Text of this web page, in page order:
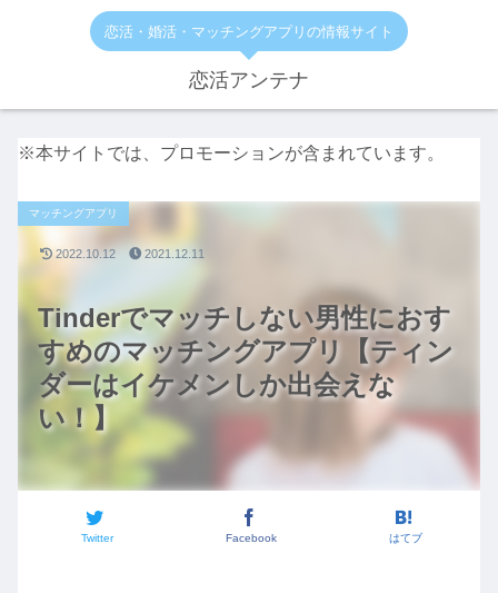
恋活・婚活・マッチングアプリの情報サイト
恋活アンテナ
※本サイトでは、プロモーションが含まれています。
Tinderでマッチしない男性におす
すめのマッチングアプリ【ティン
ダーはイケメンしか出会えな
い！】
マッチングアプリ
Twitter Facebook はてブ
2022.10.12 2021.12.11